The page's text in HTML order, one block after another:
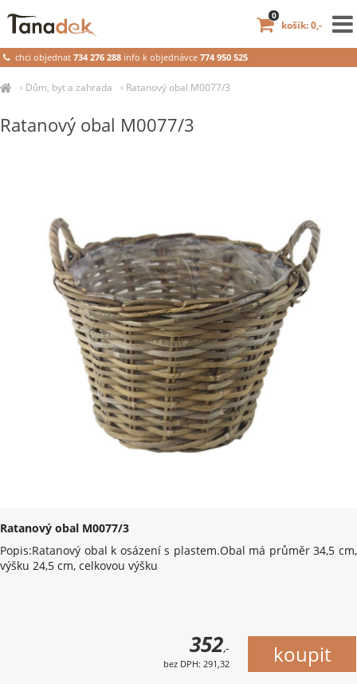
› Dům, byt a zahrada › Ratanový obal M0077/3
Ratanový obal M0077/3
Ratanový obal M0077/3
Popis:Ratanový obal k osázení s plastem.Obal má průměr 34,5 cm,
výšku 24,5 cm, celkovou výšku
352,-
bez DPH: 291,32
chci objednat734 276 288 info k objednávce 774 950 525
košík: 0,-
0